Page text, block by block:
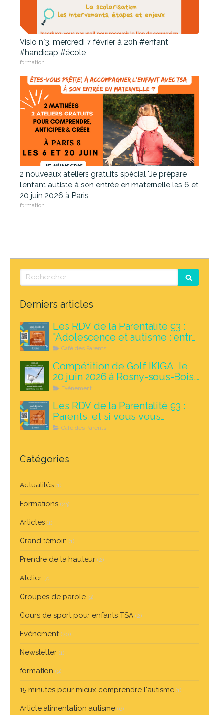
Visio n°3, mercredi 7 février à 20h #enfant
#handicap #école
formation
2 nouveaux ateliers gratuits spécial "Je prépare
l'enfant autiste à son entrée en maternelle les 6 et
20 juin 2026 à Paris
formation
Rechercher
Derniers articles
Les RDV de la Parentalité 93 :
"Adolescence et autisme : entre
défis et opportunités", le 2
Café des Parents
Compétition de Golf IKIGAÏ le
20 juin 2026 à Rosny-sous-Bois,
au profit des enfants autistes
Evénement
Les RDV de la Parentalité 93 :
Parents, et si vous vous
autorisiez à lâcher prise ? le 4
Café des Parents
Catégories
Actualités (1)
Formations (23)
Articles (1)
Grand témoin (1)
Prendre de la hauteur (2)
Atelier (7)
Groupes de parole (9)
Cours de sport pour enfants TSA (2)
Evénement (20)
Newsletter (1)
formation (9)
15 minutes pour mieux comprendre l'autisme (1)
Article alimentation autisme (6)